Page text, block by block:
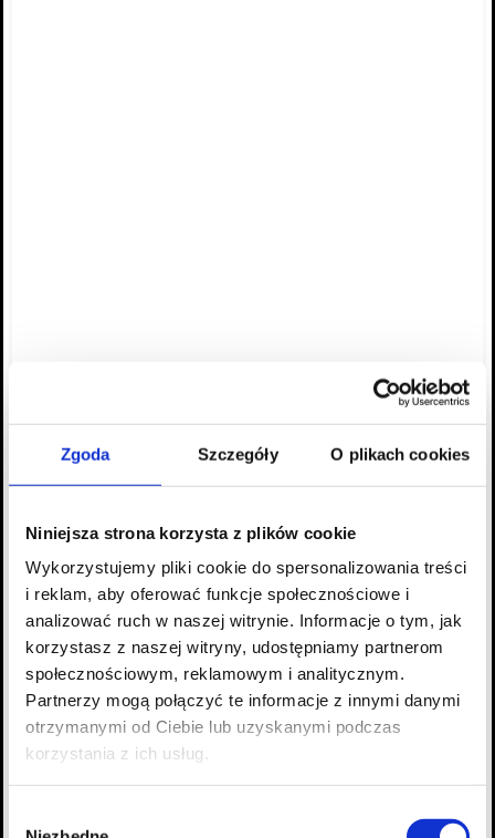
Zgoda Szczegóły O plikach cookies
Niniejsza strona korzysta z plików cookie
Wykorzystujemy pliki cookie do spersonalizowania treści
i reklam, aby oferować funkcje społecznościowe i
analizować ruch w naszej witrynie. Informacje o tym, jak
korzystasz z naszej witryny, udostępniamy partnerom
społecznościowym, reklamowym i analitycznym.
Partnerzy mogą połączyć te informacje z innymi danymi
otrzymanymi od Ciebie lub uzyskanymi podczas
korzystania z ich usług.